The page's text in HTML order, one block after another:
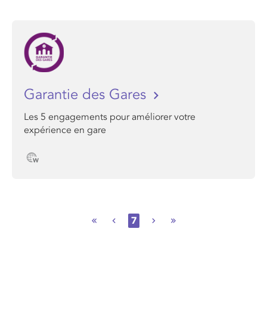
Garantie des Gares
Les 5 engagements pour améliorer votre
expérience en gare
7